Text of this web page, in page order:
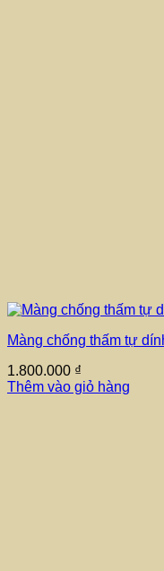
Màng chống thấm tự
1.800.000 ₫
Thêm vào giỏ hàng